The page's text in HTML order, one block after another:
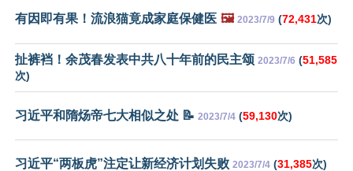
有因即有果！流浪猫竟成家庭保健医 🖼️ 2023/7/9 (72,431次)
扯裤裆！余茂春发表中共八十年前的民主颂 2023/7/6 (51,585
次)
习近平和隋炀帝七大相似之处 📝 2023/7/4 (59,130次)
习近平“两板虎”注定让新经济计划失败 2023/7/4 (31,385次)